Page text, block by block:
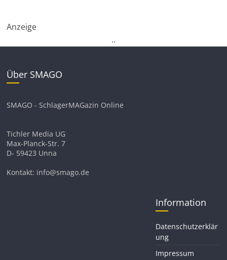
Anzeige
..
Über SMAGO
SMAGO - SchlagerMAGazin Online
Tichler Media UG
Max-Planck-Str. 7
D- 59423 Unna
Kontakt: info@smago.de
Information
Datenschutzerklär
ung
Impressum